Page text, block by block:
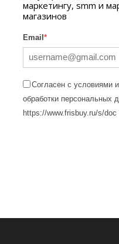
маркетингу, smm и
магазинов
Email*
Согласен с условиями
обработки персональных
https://www.frisbuy.ru/s/doc